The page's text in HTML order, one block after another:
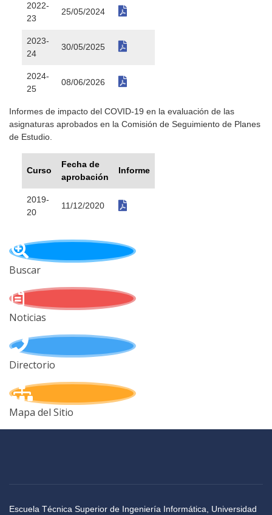
2022-
23
25/05/2024
2023-
24
30/05/2025
2024-
25
08/06/2026
Informes de impacto del COVID-19 en la evaluación de las
asignaturas aprobados en la Comisión de Seguimiento de Planes
de Estudio.
Curso
Fecha de
aprobación
Informe
2019-
20
11/12/2020
Buscar
Noticias
Directorio
Mapa del Sitio
Escuela Técnica Superior de Ingeniería Informática, Universidad